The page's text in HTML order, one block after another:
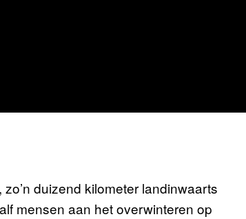
duizend kilometer landinwaarts
mensen aan het overwinteren op